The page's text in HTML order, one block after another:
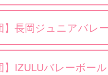
】長岡ジュニアバレ
】IZULUバレーボー